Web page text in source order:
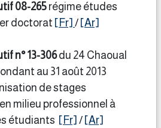
08-265régime études
doctorat [Fr] / [Ar]
n° 13-306du 24 Chaoual
au 31 août 2013
de stages
milieu professionnel à
étudiants [Fr] / [Ar]